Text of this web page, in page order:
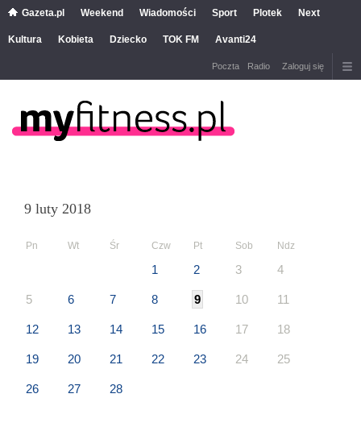
Gazeta.pl Weekend Wiadomości Sport Plotek Next
Kultura Kobieta Dziecko TOK FM Avanti24
Poczta Radio Zaloguj się
9 luty 2018
Pn Wt Śr Czw Pt Sob Ndz
1 2 3 4
5 6 7 8 9 10 11
12 13 14 15 16 17 18
19 20 21 22 23 24 25
26 27 28